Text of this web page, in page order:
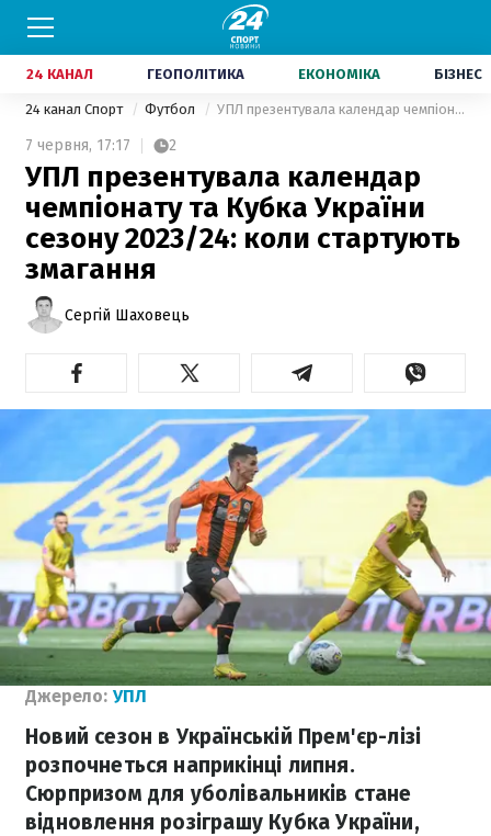
24 КАНАЛ ГЕОПОЛІТИКА ЕКОНОМІКА БІЗНЕС
24 канал Спорт Футбол УПЛ презентувала календар чемпіонату та Кубка України сезону 2023/24: коли стартують змагання
7 червня, 17:17 2
УПЛ презентувала календар
чемпіонату та Кубка України
сезону 2023/24: коли стартують
змагання
Сергій Шаховець
Джерело: УПЛ
Новий сезон в Українській Прем'єр-лізі
розпочнеться наприкінці липня.
Сюрпризом для уболівальників стане
відновлення розіграшу Кубка України,